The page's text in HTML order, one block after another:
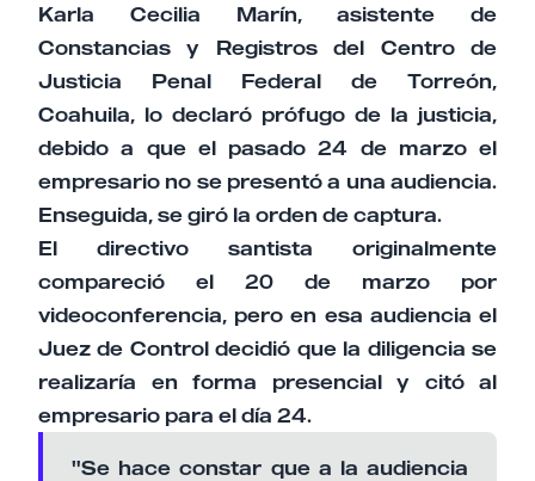
Karla Cecilia Marín, asistente de
Constancias y Registros del Centro de
Justicia Penal Federal de Torreón,
Coahuila, lo declaró prófugo de la justicia,
debido a que el pasado 24 de marzo el
empresario no se presentó a una audiencia.
Enseguida, se giró la orden de captura.
El directivo santista originalmente
compareció el 20 de marzo por
videoconferencia, pero en esa audiencia el
Juez de Control decidió que la diligencia se
realizaría en forma presencial y citó al
empresario para el día 24.
"Se hace constar que a la audiencia